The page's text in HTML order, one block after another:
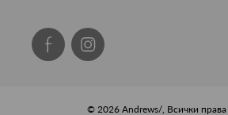
© 2026 Andrews/, Всички права